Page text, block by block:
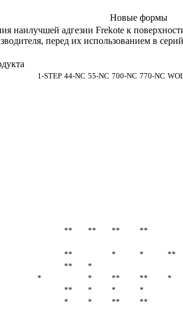
Новые формы
наилучшей адгезии Frekote к
перед их использованием в
1-STEP 44-NC 55-NC 700-NC 770-NC
** ** **
**
** * *
**
**
*
* * ** **
*
** * *
*
* * **
**